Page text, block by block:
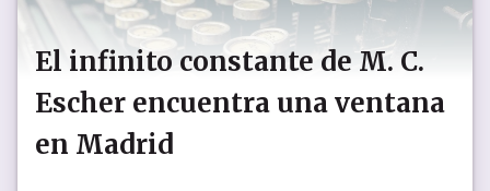
El infinito constante de M. C.
Escher encuentra una ventana
en Madrid